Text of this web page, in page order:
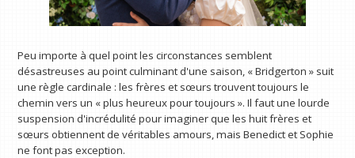
Peu importe à quel point les circonstances semblent
désastreuses au point culminant d'une saison, « Bridgerton » suit
une règle cardinale : les frères et sœurs trouvent toujours le
chemin vers un « plus heureux pour toujours ». Il faut une lourde
suspension d'incrédulité pour imaginer que les huit frères et
sœurs obtiennent de véritables amours, mais Benedict et Sophie
ne font pas exception.